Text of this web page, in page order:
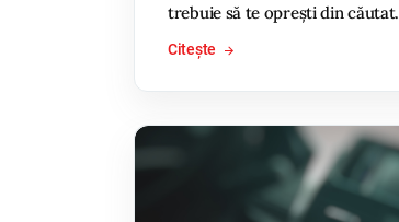
trebuie să te oprești din căutat.
Citește